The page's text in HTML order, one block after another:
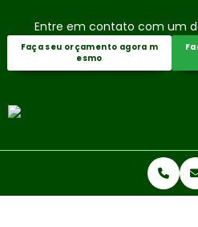
Entre em contato com um
Faça seu orçamento agora m
esmo